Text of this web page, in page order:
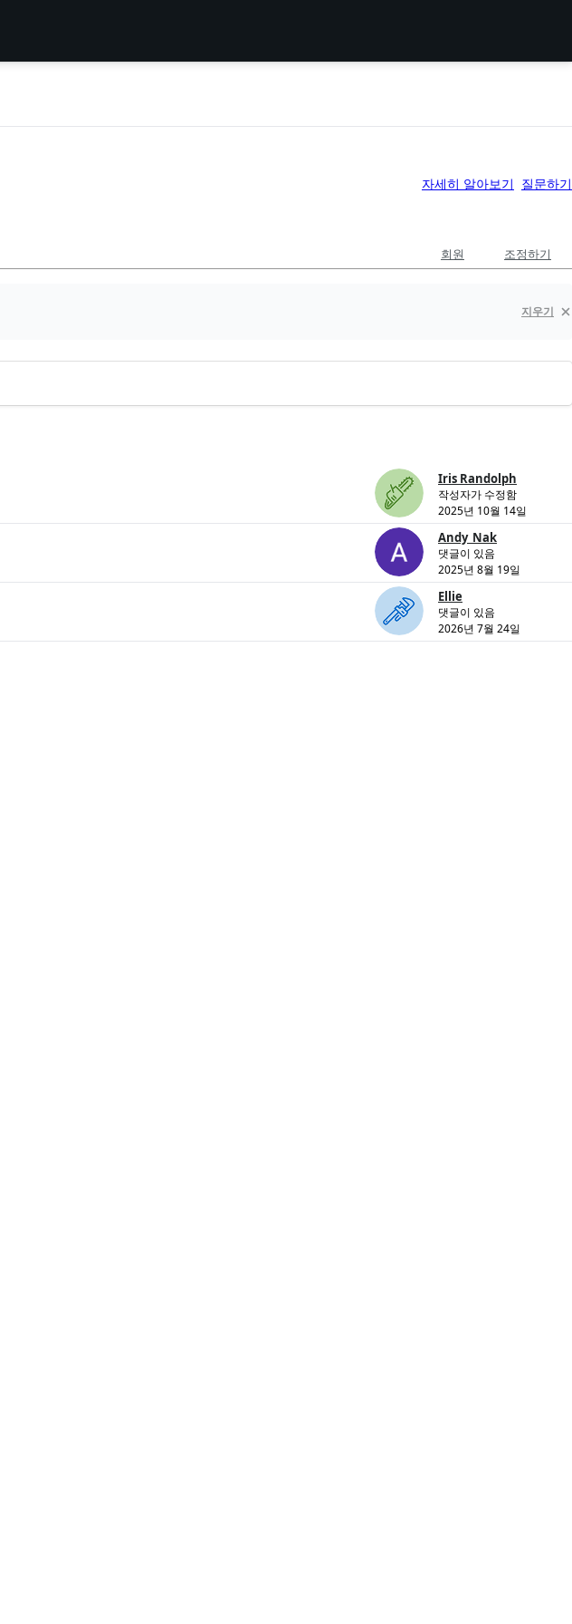
자세히 알아보기 질문하기
회원 조정하기
지우기
Iris Randolph
작성자가 수정함
2025년 10월 14일
Andy_Nak
댓글이 있음
2025년 8월 19일
Ellie
댓글이 있음
2026년 7월 24일